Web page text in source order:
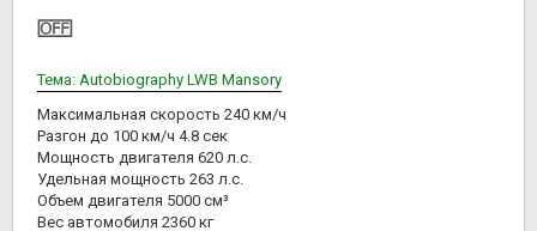
Тема: Autobiography LWB Mansory
Максимальная скорость 240 км/ч
Разгон до 100 км/ч 4.8 сек
Мощность двигателя 620 л.с.
Удельная мощность 263 л.с.
Объем двигателя 5000 см³
Вес автомобиля 2360 кг